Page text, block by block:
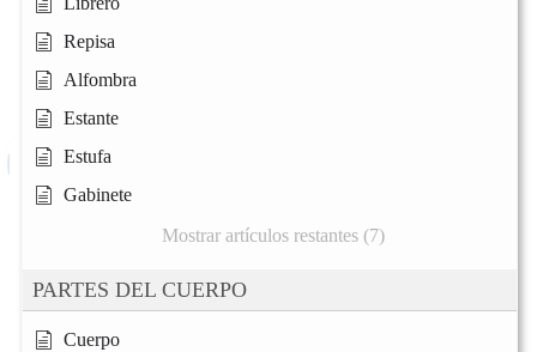
Repisa
Alfombra
Estante
Estufa
Gabinete
Mostrar artículos restantes (7)
PARTES DEL CUERPO
Cuerpo